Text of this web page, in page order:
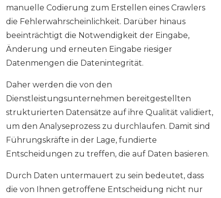
manuelle Codierung zum Erstellen eines Crawlers
die Fehlerwahrscheinlichkeit. Darüber hinaus
beeinträchtigt die Notwendigkeit der Eingabe,
Änderung und erneuten Eingabe riesiger
Datenmengen die Datenintegrität.
Daher werden die von den
Dienstleistungsunternehmen bereitgestellten
strukturierten Datensätze auf ihre Qualität validiert,
um den Analyseprozess zu durchlaufen. Damit sind
Führungskräfte in der Lage, fundierte
Entscheidungen zu treffen, die auf Daten basieren.
Durch Daten untermauert zu sein bedeutet, dass
die von Ihnen getroffene Entscheidung nicht nur